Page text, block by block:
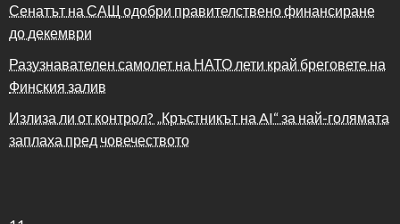
Сенатът на САЩ одобри правителствено финансиране
до декември
Разузнавателен самолет на НАТО лети край бреговете на
Финския залив
Излиза ли от контрол? „Кръстникът на AI“ за най-голямата
заплаха пред човечеството